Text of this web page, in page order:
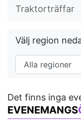
Traktorträffar
Välj region
Det finns inga
EVENEMANGS